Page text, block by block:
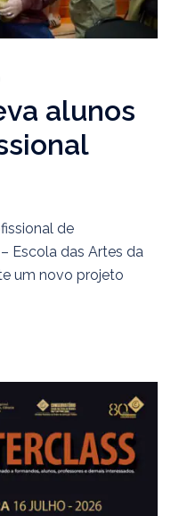
alunos
de
Escola das Artes da
um novo projeto